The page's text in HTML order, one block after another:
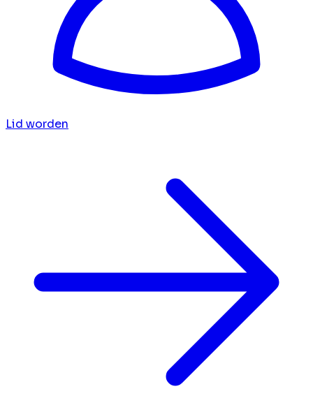
Lid worden